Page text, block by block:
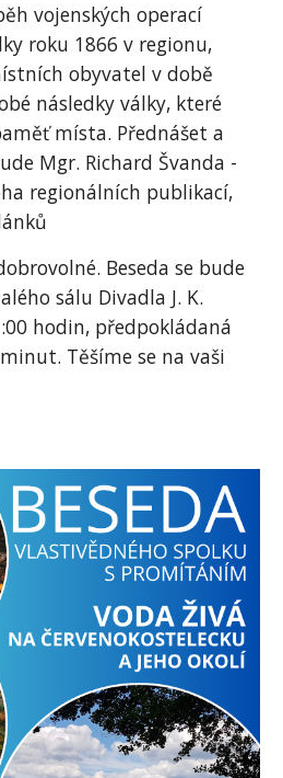
vojenských operací
roku 1866 v regionu,
obyvatel v době
následky války, které
místa. Přednášet a
Mgr. Richard Švanda -
regionálních publikací,
Beseda se bude
sálu Divadla J. K.
hodin, předpokládaná
Těšíme se na vaši